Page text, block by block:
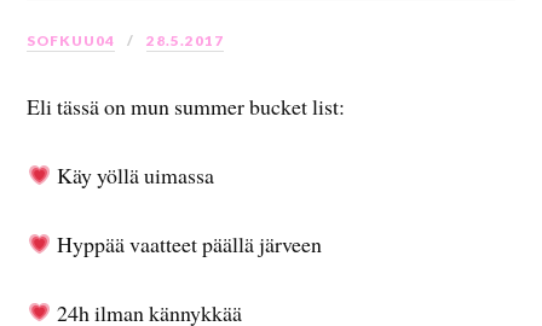
SOFKUU04 28.5.2017
Eli tässä on mun summer bucket list:
Käy yöllä uimassa
Hyppää vaatteet päällä järveen
24h ilman kännykkää